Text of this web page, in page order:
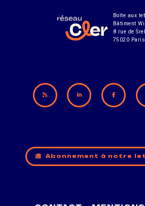
Boîte aux
Bâtiment
8 rue de
75020 Paris
Abonnement à notre